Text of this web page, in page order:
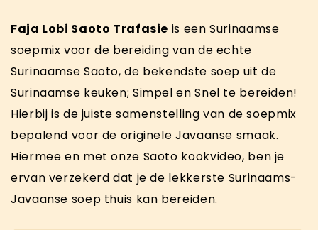
Faja Lobi Saoto Trafasie is een Surinaamse
soepmix voor de bereiding van de echte
Surinaamse Saoto, de bekendste soep uit de
Surinaamse keuken; Simpel en Snel te bereiden!
Hierbij is de juiste samenstelling van de soepmix
bepalend voor de originele Javaanse smaak.
Hiermee en met onze Saoto kookvideo, ben je
ervan verzekerd dat je de lekkerste Surinaams-
Javaanse soep thuis kan bereiden.